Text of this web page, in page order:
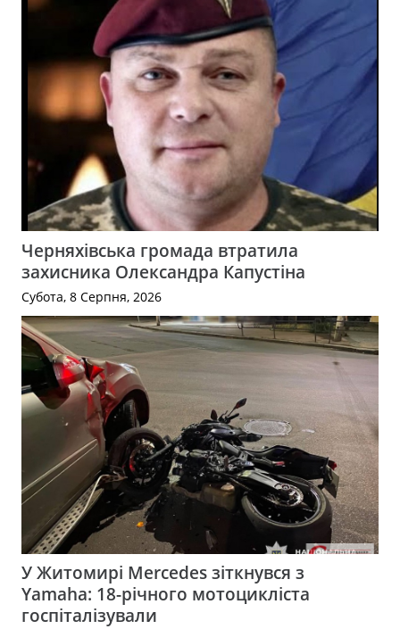
Черняхівська громада втратила
захисника Олександра Капустіна
Субота, 8 Серпня, 2026
У Житомирі Mercedes зіткнувся з
Yamaha: 18-річного мотоцикліста
госпіталізували